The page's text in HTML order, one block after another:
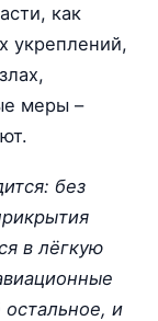
как
укреплений,
меры –
без
в лёгкую
остальное, и